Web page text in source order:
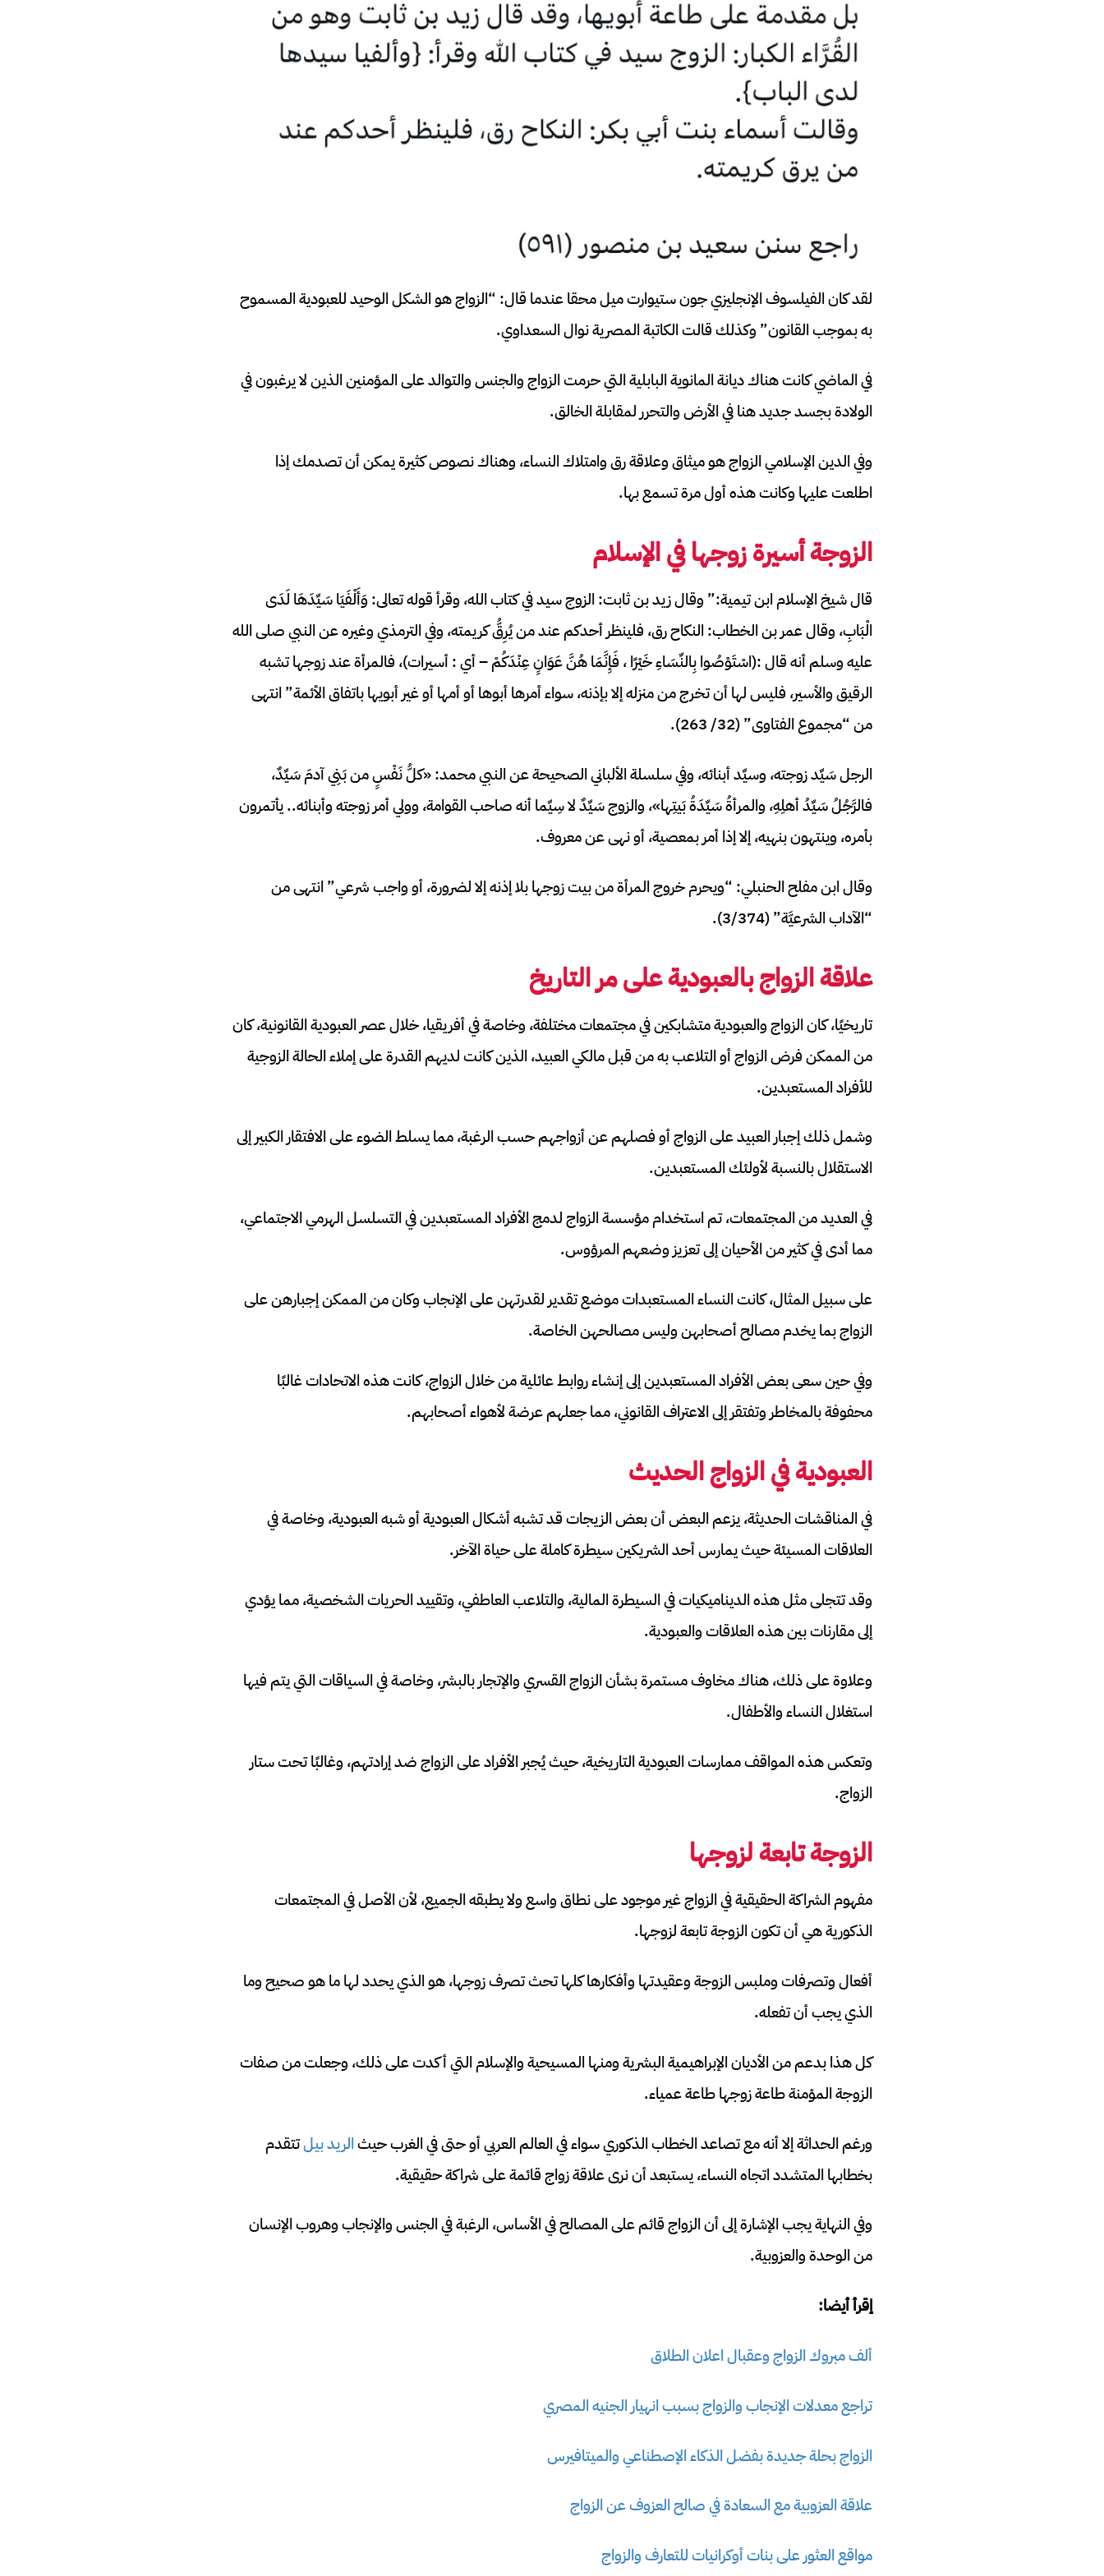
لقد كان الفيلسوف الإنجليزي جون ستيوارت ميل محقا عندما قال: “الزواج هو الشكل الوحيد للعبودية المسموح
به بموجب القانون” وكذلك قالت الكاتبة المصرية نوال السعداوي.
في الماضي كانت هناك ديانة المانوية البابلية التي حرمت الزواج والجنس والتوالد على المؤمنين الذين لا يرغبون في
الولادة بجسد جديد هنا في الأرض والتحرر لمقابلة الخالق.
وفي الدين الإسلامي الزواج هو ميثاق وعلاقة رق وامتلاك النساء، وهناك نصوص كثيرة يمكن أن تصدمك إذا
اطلعت عليها وكانت هذه أول مرة تسمع بها.
الزوجة أسيرة زوجها في الإسلام
قال شيخ الإسلام ابن تيمية:” وقال زيد بن ثابت: الزوج سيد في كتاب الله، وقرأ قوله تعالى: وَأَلْفَيَا سَيِّدَهَا لَدَى
الْبَابِ، وقال عمر بن الخطاب: النكاح رق، فلينظر أحدكم عند من يُرِقُّ كريمته، وفي الترمذي وغيره عن النبي صلى الله
عليه وسلم أنه قال :(اسْتَوْصُوا بِالنِّسَاءِ خَيْرًا ، فَإِنَّمَا هُنَّ عَوَانٍ عِنْدَكُمْ – أي : أسيرات)، فالمرأة عند زوجها تشبه
الرقيق والأسير، فليس لها أن تخرج من منزله إلا بإذنه، سواء أمرها أبوها أو أمها أو غير أبويها باتفاق الأئمة” انتهى
من “مجموع الفتاوى” (32/ 263).
الرجل سَيِّد زوجته، وسيِّد أبنائه، وفي سلسلة الألباني الصحيحة عن النبي محمد: «كلُّ نَفْسٍ من بَنِي آدمَ سَيِّدٌ،
فالرَّجُلُ سَيِّدُ أهلِهِ، والمرأةُ سَيِّدَةُ بَيتِها»، والزوج سَيِّدٌ لا سِيِّما أنه صاحب القوامة، وولي أمر زوجته وأبنائه.. يأتمرون
بأمره، وينتهون بنهيه، إلا إذا أمر بمعصية، أو نهى عن معروف.
وقال ابن مفلح الحنبلي: “ويحرم خروج المرأة من بيت زوجها بلا إذنه إلا لضرورة، أو واجب شرعي” انتهى من
“الآداب الشرعيَّة” (3/374).
علاقة الزواج بالعبودية على مر التاريخ
تاريخيًا، كان الزواج والعبودية متشابكين في مجتمعات مختلفة، وخاصة في أفريقيا، خلال عصر العبودية القانونية، كان
من الممكن فرض الزواج أو التلاعب به من قبل مالكي العبيد، الذين كانت لديهم القدرة على إملاء الحالة الزوجية
للأفراد المستعبدين.
وشمل ذلك إجبار العبيد على الزواج أو فصلهم عن أزواجهم حسب الرغبة، مما يسلط الضوء على الافتقار الكبير إلى
الاستقلال بالنسبة لأولئك المستعبدين.
في العديد من المجتمعات، تم استخدام مؤسسة الزواج لدمج الأفراد المستعبدين في التسلسل الهرمي الاجتماعي،
مما أدى في كثير من الأحيان إلى تعزيز وضعهم المرؤوس.
على سبيل المثال، كانت النساء المستعبدات موضع تقدير لقدرتهن على الإنجاب وكان من الممكن إجبارهن على
الزواج بما يخدم مصالح أصحابهن وليس مصالحهن الخاصة.
وفي حين سعى بعض الأفراد المستعبدين إلى إنشاء روابط عائلية من خلال الزواج، كانت هذه الاتحادات غالبًا
محفوفة بالمخاطر وتفتقر إلى الاعتراف القانوني، مما جعلهم عرضة لأهواء أصحابهم.
العبودية في الزواج الحديث
في المناقشات الحديثة، يزعم البعض أن بعض الزيجات قد تشبه أشكال العبودية أو شبه العبودية، وخاصة في
العلاقات المسيئة حيث يمارس أحد الشريكين سيطرة كاملة على حياة الآخر.
وقد تتجلى مثل هذه الديناميكيات في السيطرة المالية، والتلاعب العاطفي، وتقييد الحريات الشخصية، مما يؤدي
إلى مقارنات بين هذه العلاقات والعبودية.
وعلاوة على ذلك، هناك مخاوف مستمرة بشأن الزواج القسري والإتجار بالبشر، وخاصة في السياقات التي يتم فيها
استغلال النساء والأطفال.
وتعكس هذه المواقف ممارسات العبودية التاريخية، حيث يُجبر الأفراد على الزواج ضد إرادتهم، وغالبًا تحت ستار
الزواج.
الزوجة تابعة لزوجها
مفهوم الشراكة الحقيقية في الزواج غير موجود على نطاق واسع ولا يطبقه الجميع، لأن الأصل في المجتمعات
الذكورية هي أن تكون الزوجة تابعة لزوجها.
أفعال وتصرفات وملبس الزوجة وعقيدتها وأفكارها كلها تحث تصرف زوجها، هو الذي يحدد لها ما هو صحيح وما
الذي يجب أن تفعله.
كل هذا بدعم من الأديان الإبراهيمية البشرية ومنها المسيحية والإسلام التي أكدت على ذلك، وجعلت من صفات
الزوجة المؤمنة طاعة زوجها طاعة عمياء.
ورغم الحداثة إلا أنه مع تصاعد الخطاب الذكوري سواء في العالم العربي أو حتى في الغرب حيثالريد بيلتتقدم
بخطابها المتشدد اتجاه النساء، يستبعد أن نرى علاقة زواج قائمة على شراكة حقيقية.
وفي النهاية يجب الإشارة إلى أن الزواج قائم على المصالح في الأساس، الرغبة في الجنس والإنجاب وهروب الإنسان
من الوحدة والعزوبية.
إقرأ أيضا:
ألف مبروك الزواج وعقبال اعلان الطلاق
تراجع معدلات الإنجاب والزواج بسبب انهيار الجنيه المصري
الزواج بحلة جديدة بفضل الذكاء الإصطناعي والميتافيرس
علاقة العزوبية مع السعادة في صالح العزوف عن الزواج
مواقع العثور على بنات أوكرانيات للتعارف والزواج